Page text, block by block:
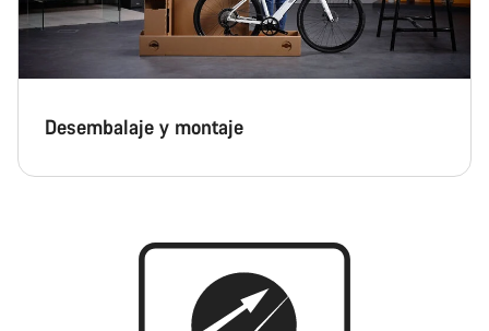
Desembalaje y montaje